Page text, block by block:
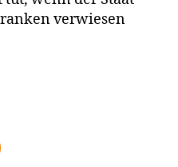
verwiesen